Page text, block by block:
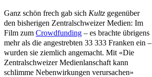
Ganz schön frech gab sich Kultz gegenüber
den bisherigen Zentralschweizer Medien: Im
Film zum Crowdfunding – es brachte übrigens
mehr als die angestrebten 33 333 Franken ein –
wurden sie ziemlich angemacht. Mit «Die
Zentralschweizer Medienlanschaft kann
schlimme Nebenwirkungen verursachen»